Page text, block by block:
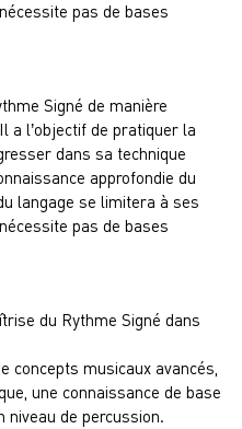
pas de bases
Signé de manière
a l’objectif de pratiquer la
dans sa technique
approfondie du
langage se limitera à ses
pas de bases
du Rythme Signé dans
concepts musicaux avancés,
une connaissance de base
niveau de percussion.